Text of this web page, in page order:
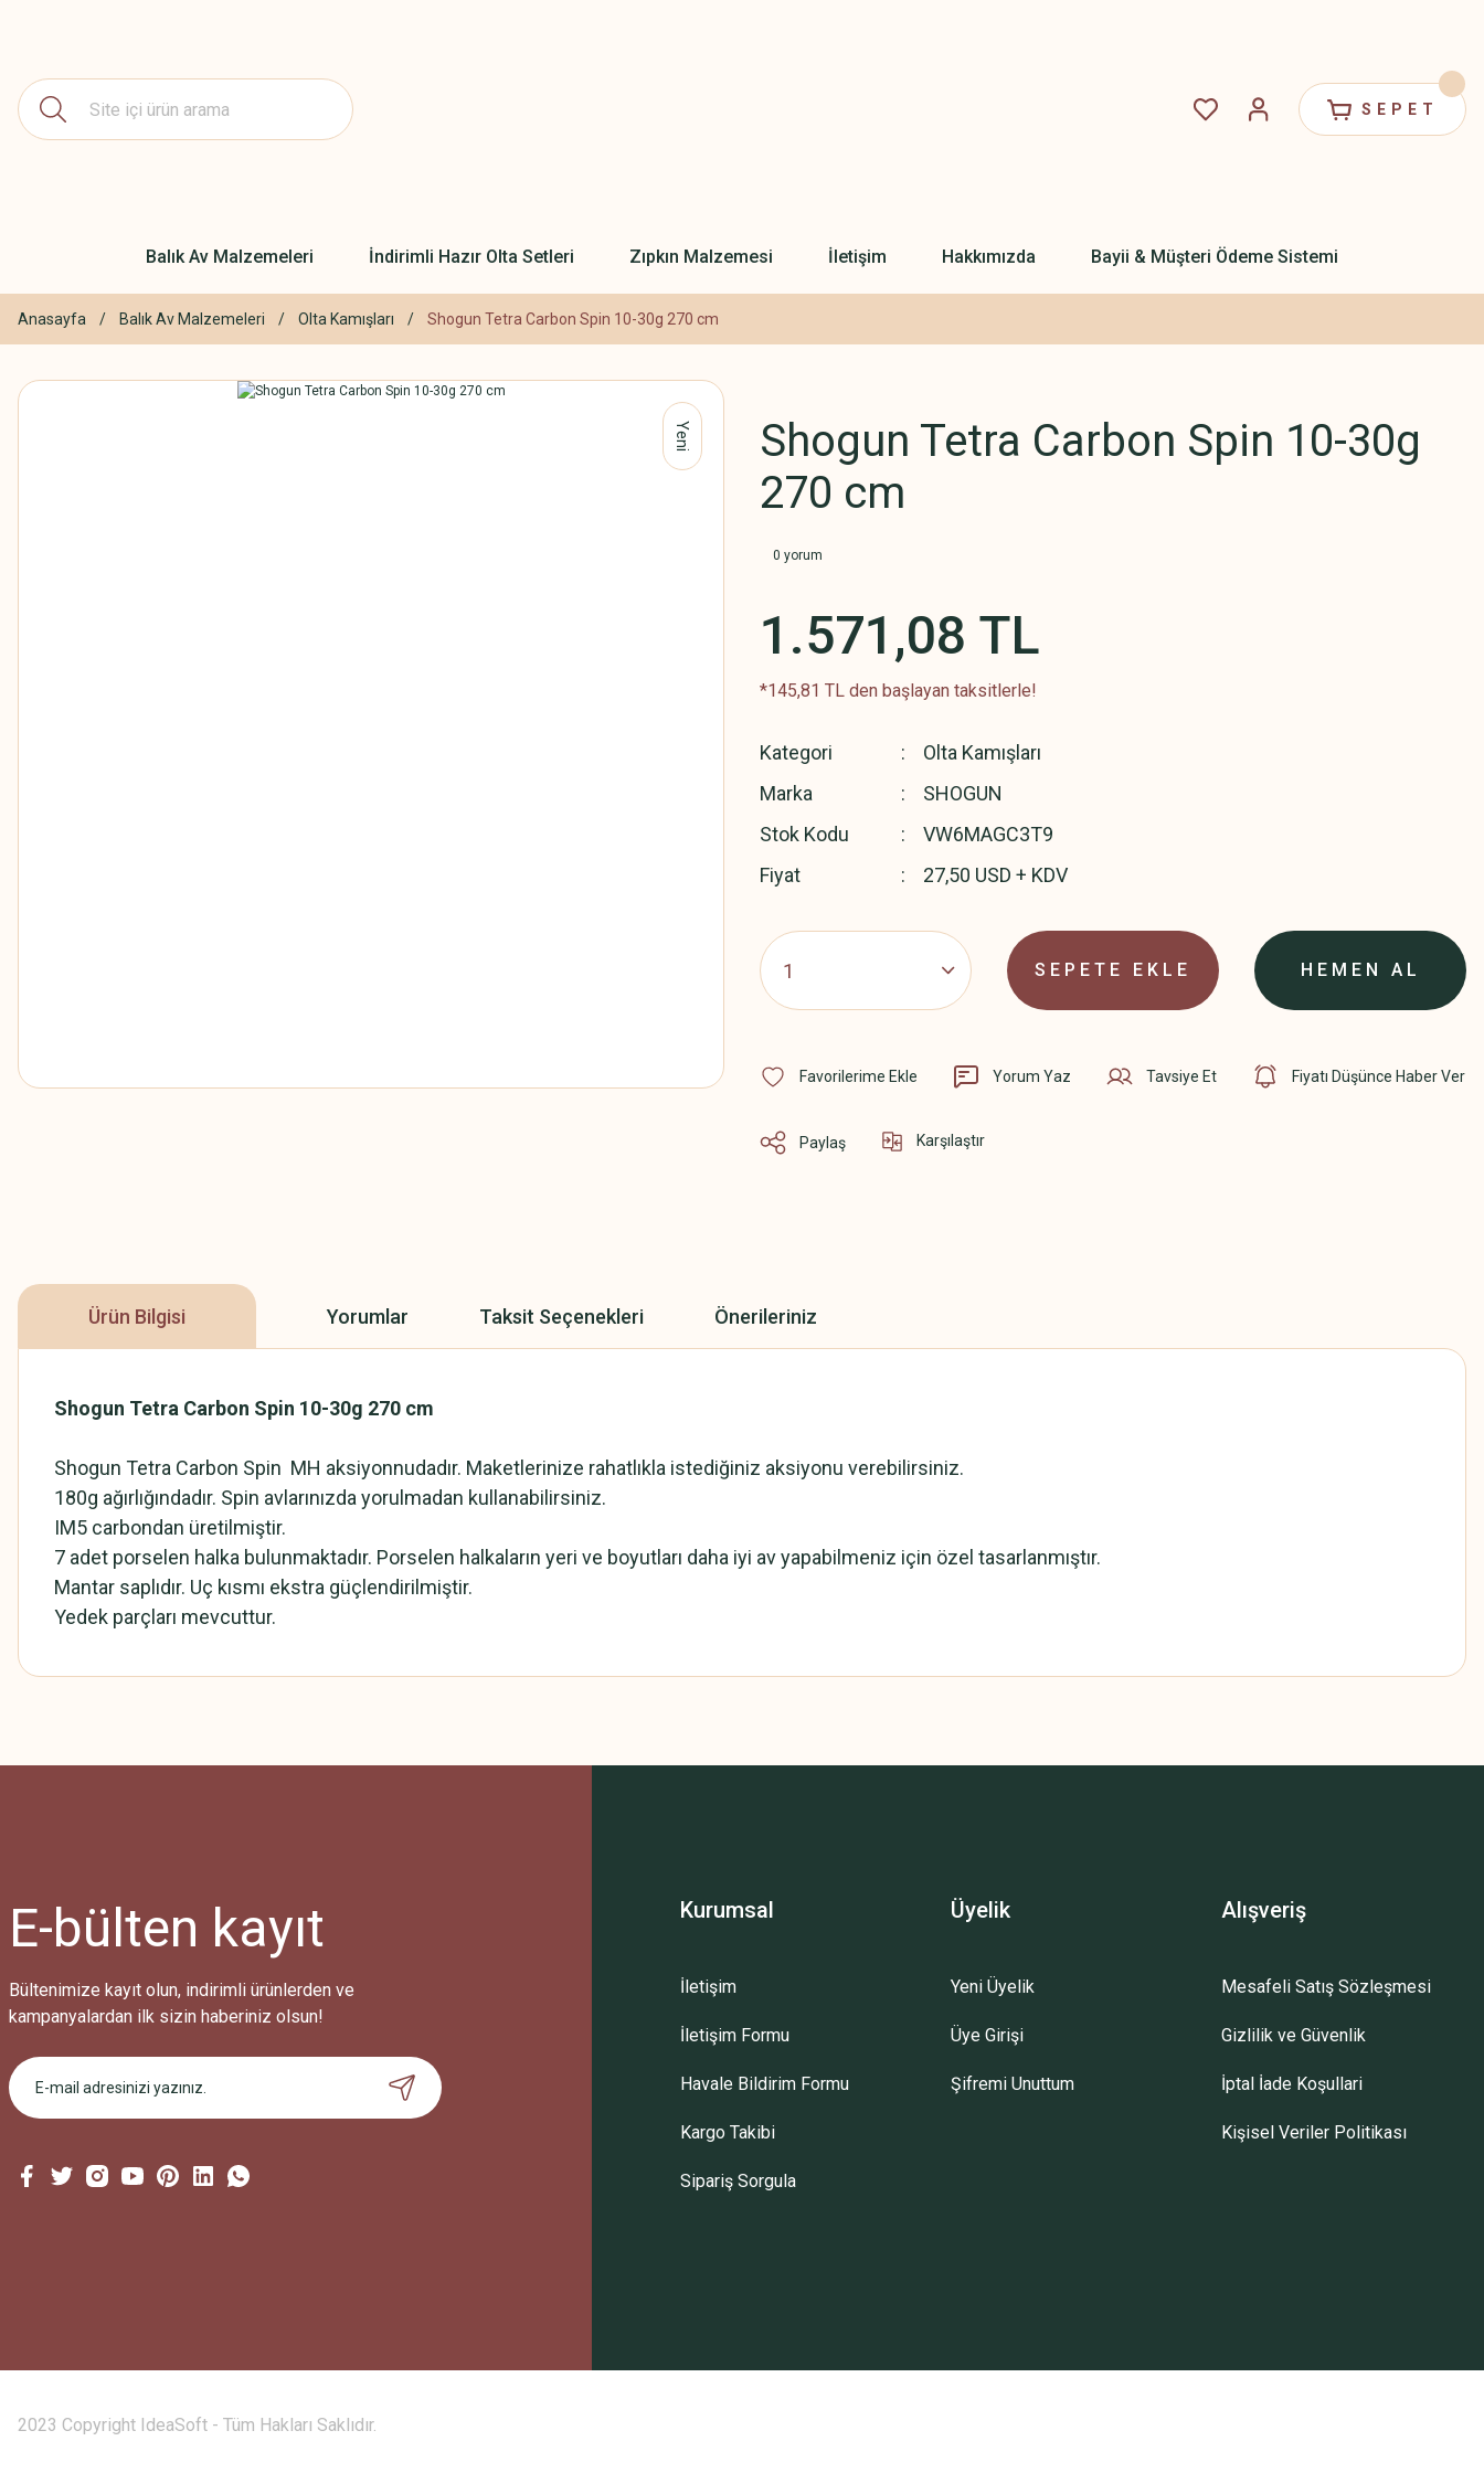
SEPET
Balık Av Malzemeleri İndirimli Hazır Olta Setleri Zıpkın Malzemesi İletişim Hakkımızda Bayii & Müşteri Ödeme Sistemi
Anasayfa Balık Av Malzemeleri Olta Kamışları Shogun Tetra Carbon Spin 10-30g 270 cm
Yeni
Shogun Tetra Carbon Spin 10-30g
270 cm
0 yorum
1.571,08 TL
*145,81 TL den başlayan taksitlerle!
Kategori
Olta Kamışları
Marka
SHOGUN
Stok Kodu
VW6MAGC3T9
Fiyat
27,50 USD + KDV
SEPETE EKLE HEMEN AL
Yorum Yaz Tavsiye Et Fiyatı Düşünce Haber Ver
Paylaş Karşılaştır
Ürün Bilgisi Yorumlar Taksit Seçenekleri Önerileriniz
Shogun Tetra Carbon Spin 10-30g 270 cm
Shogun Tetra Carbon Spin MH aksiyonnudadır. Maketlerinize rahatlıkla istediğiniz aksiyonu verebilirsiniz.
180g ağırlığındadır. Spin avlarınızda yorulmadan kullanabilirsiniz.
IM5 carbondan üretilmiştir.
7 adet porselen halka bulunmaktadır. Porselen halkaların yeri ve boyutları daha iyi av yapabilmeniz için özel tasarlanmıştır.
Mantar saplıdır. Uç kısmı ekstra güçlendirilmiştir.
Yedek parçları mevcuttur.
Bu ürüne ilk yorumu siz yapın!
Bu ürüne benzer farklı alternatifler olmalı.
Gönder
E-bülten kayıt
Bültenimize kayıt olun, indirimli ürünlerden ve
kampanyalardan ilk sizin haberiniz olsun!
Kurumsal
İletişim
İletişim Formu
Havale Bildirim Formu
Kargo Takibi
Sipariş Sorgula
Üyelik
Yeni Üyelik
Üye Girişi
Şifremi Unuttum
Alışveriş
Mesafeli Satış Sözleşmesi
Gizlilik ve Güvenlik
İptal İade Koşullari
Kişisel Veriler Politikası
2023 Copyright IdeaSoft - Tüm Hakları Saklıdır.